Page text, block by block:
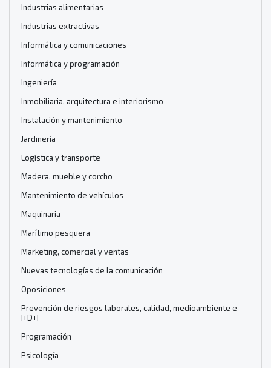
Industrias alimentarias
Industrias extractivas
Informática y comunicaciones
Informática y programación
Ingeniería
Inmobiliaria, arquitectura e interiorismo
Instalación y mantenimiento
Jardinería
Logística y transporte
Madera, mueble y corcho
Mantenimiento de vehículos
Maquinaria
Marítimo pesquera
Marketing, comercial y ventas
Nuevas tecnologías de la comunicación
Oposiciones
Prevención de riesgos laborales, calidad, medioambiente e
I+D+I
Programación
Psicología